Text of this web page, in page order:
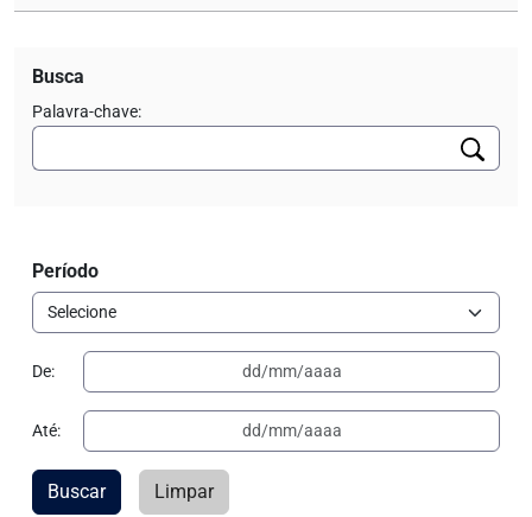
Busca
Palavra-chave:
Período
De:
Até:
Buscar Limpar